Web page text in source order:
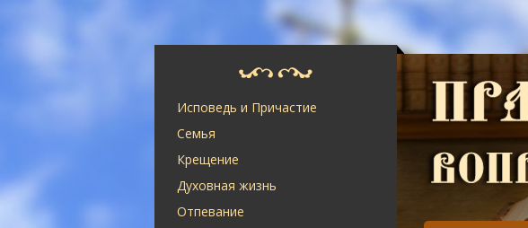
Исповедь и Причастие
Семья
Крещение
Духовная жизнь
Отпевание